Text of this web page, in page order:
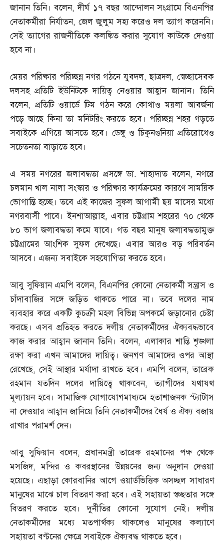
জানান তিনি। বলেন,দীর্ঘ ১৭ বছর আন্দোলন সংগ্রামে বিএনপির
নেতাকর্মীরা নির্যাতন, জেল জুলুম সহ্য করেও দল ত্যাগ করেননি।
সেই ত্যাগের রাজনীতিকে কলঙ্কিত করার সুযোগ কাউকে দেওয়া
হবে না।
মেয়র পরিষ্কার পরিচ্ছন্ন নগর গঠনে যুবদল,ছাত্রদল,স্বেচ্ছাসেবক
দলসহ প্রতিটি ইউনিটকে দায়িত্ব নেওয়ার আহ্বান জানান। তিনি
বলেন, প্রতিটি ওয়ার্ডে টিম গঠন করে কোথাও ময়লা আবর্জনা
পড়ে আছে কিনা তা মনিটরিং করতে হবে। পরিচ্ছন্ন শহর গড়তে
সবাইকে এগিয়ে আসতে হবে। ডেঙ্গু ও চিকুনগুনিয়া প্রতিরোধেও
সচেতনতা বাড়াতে হবে।
এ সময় নগরের জলাবদ্ধতা প্রসঙ্গে ডা.শাহাদাত বলেন,নগরে
চলমান খাল নালা সংস্কার ও পরিষ্কার কার্যক্রমের কারণে সাময়িক
ভোগান্তি হচ্ছে। তবে এই কাজের সুফল আগামী ছয় মাসের মধ্যে
নগরবাসী পাবে। ইনশাআল্লাহ, এবার চট্টগ্রাম শহরের ৭০ থেকে
৮০ ভাগ জলাবদ্ধতা কমে যাবে। গত বছর মানুষ জলাবদ্ধতামুক্ত
চট্টগ্রামের আংশিক সুফল দেখেছে। এবার আরও বড় পরিবর্তন
আসবে। এজন্য সবাইকে সহযোগিতা করতে হবে।
আবু সুফিয়ান এমপি বলেন,বিএনপির কোনো নেতাকর্মী সন্ত্রাস ও
চাঁদাবাজির সঙ্গে জড়িত থাকতে পারে না। তবে দলের নাম
ব্যবহার করে একটি কুচক্রী মহল বিভিন্ন অপকর্মে জড়ানোর চেষ্টা
করছে। এসব প্রতিহত করতে দলীয় নেতাকর্মীদের ঐক্যবদ্ধভাবে
কাজ করার আহ্বান জানান তিনি। বলেন, এলাকার শান্তি শৃঙ্খলা
রক্ষা করা এখন আমাদের দায়িত্ব। জনগণ আমাদের ওপর আস্থা
রেখেছে, সেই আস্থার মর্যাদা রাখতে হবে। এমপি বলেন,তারেক
রহমান যতদিন দলের দায়িত্বে থাকবেন,ত্যাগীদের যথাযথ
মূল্যায়ন হবে। সামাজিক যোগাযোগমাধ্যমে হতাশাজনক স্ট্যাটাস
না দেওয়ার আহ্বান জানিয়ে তিনি নেতাকর্মীদের ধৈর্য ও ঐক্য বজায়
রাখার পরামর্শ দেন।
আবু সুফিয়ান বলেন, প্রধানমন্ত্রী তারেক রহমানের পক্ষ থেকে
মসজিদ,মন্দির ও কবরস্থানের উন্নয়নের জন্য অনুদান দেওয়া
হয়েছে। এছাড়া কোরবানির আগে ওয়ার্ডভিত্তিক অসচ্ছল সাধারণ
মানুষের মাঝে চাল বিতরণ করা হবে। এই সহায়তা স্বচ্ছতার সঙ্গে
বিতরণ করতে হবে। দুর্নীতির কোনো সুযোগ নেই। দলীয়
নেতাকর্মীদের মধ্যে মতপার্থক্য থাকলেও মানুষের কল্যাণে
সহায়তা বণ্টনের ক্ষেত্রে সবাইকে ঐক্যবদ্ধ থাকতে হবে।